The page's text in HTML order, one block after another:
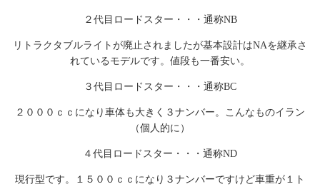
２代目ロードスター・・・通称NB
リトラクタブルライトが廃止されましたが基本設計はNAを継承さ
れているモデルです。値段も一番安い。
３代目ロードスター・・・通称BC
２０００ｃｃになり車体も大きく３ナンバー。こんなものイラン
（個人的に）
４代目ロードスター・・・通称ND
現行型です。１５００ｃｃになり３ナンバーですけど車重が１ト